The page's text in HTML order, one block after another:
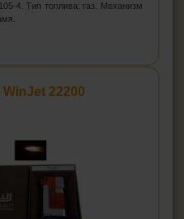
4. Тип топлива: газ. Механизм
22200